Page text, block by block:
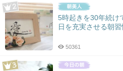
5時起きを30年続け
日を充実させる朝習
50361